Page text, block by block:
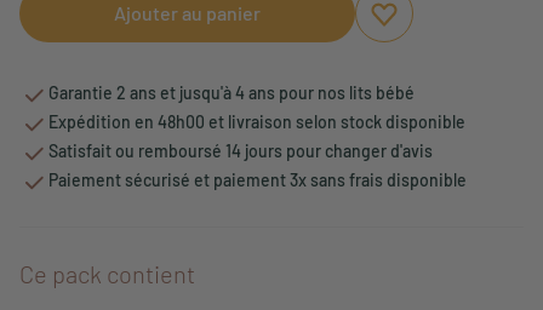
Ajouter au panier
Ajouter aux favoris
Supprimer des
Garantie 2 ans et jusqu'à 4 ans pour nos lits bébé
Expédition en 48h00 et livraison selon stock disponible
Satisfait ou remboursé 14 jours pour changer d'avis
Paiement sécurisé et paiement 3x sans frais disponible
Ce pack contient